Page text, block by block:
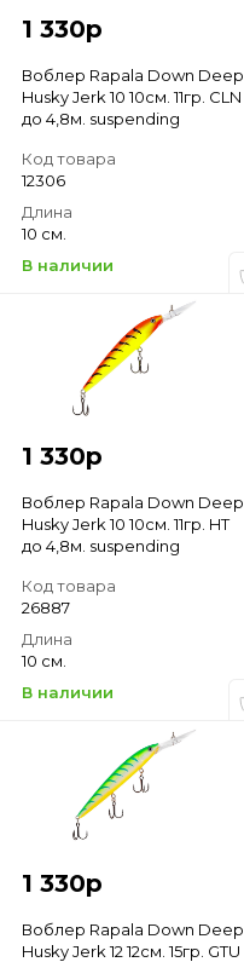
1 330р
Воблер Rapala Down Deep
Husky Jerk 10 10см. 11гр. CLN
до 4,8м. suspending
Код товара
12306
Длина
10 см.
В наличии
1 330р
Воблер Rapala Down Deep
Husky Jerk 10 10см. 11гр. HT
до 4,8м. suspending
Код товара
26887
Длина
10 см.
В наличии
1 330р
Воблер Rapala Down Deep
Husky Jerk 12 12см. 15гр. GTU